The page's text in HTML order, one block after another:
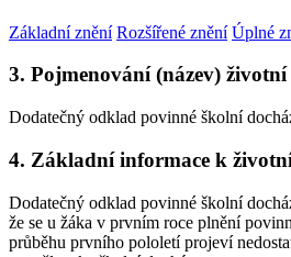
Základní znění Rozšířené znění Úplné
3. Pojmenování (název) životní
Dodatečný odklad povinné školní
4. Základní informace k
Dodatečný odklad povinné školní
že se u žáka v prvním roce plnění
průběhu prvního pololetí projeví